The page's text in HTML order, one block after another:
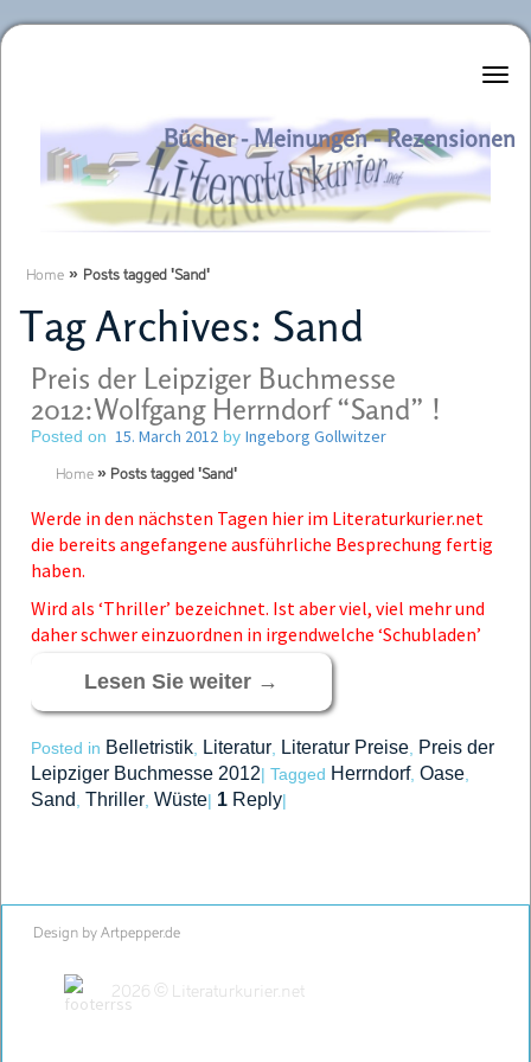
Literaturkurier.net
Bücher - Meinungen - Rezensionen
Home » Posts tagged 'Sand'
Tag Archives: Sand
Preis der Leipziger Buchmesse
2012:Wolfgang Herrndorf “Sand” !
Posted on 15. March 2012 by Ingeborg Gollwitzer
Home » Posts tagged 'Sand'
Werde in den nächsten Tagen hier im Literaturkurier.net
die bereits angefangene ausführliche Besprechung fertig
haben.
Wird als ‘Thriller’ bezeichnet. Ist aber viel, viel mehr und
daher schwer einzuordnen in irgendwelche ‘Schubladen’
Lesen Sie weiter →
Posted in Belletristik Literatur Literatur Preise Preis der
Leipziger Buchmesse 2012| Tagged Herrndorf, Oase
Sand Thriller Wüste| 1 Reply|
2026 © Literaturkurier.net
Design by Artpepper.de